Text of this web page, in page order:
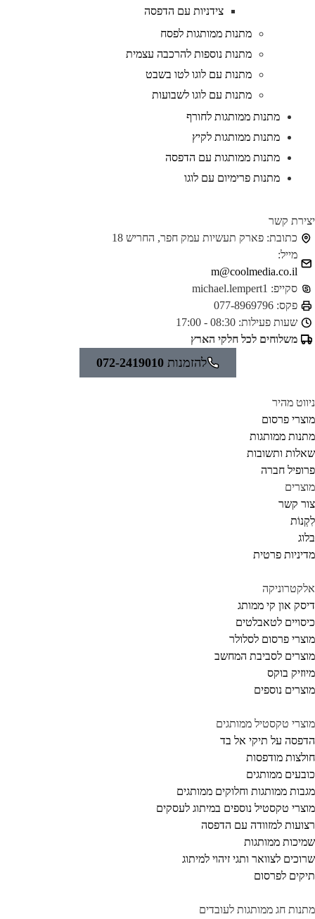
צידניות עם הדפסה
מתנות ממותגות לפסח
מתנות נוספות להרכבה עצמית
מתנות עם לוגו לטו בשבט
מתנות עם לוגו לשבועות
מתנות ממותגות לחורף
מתנות ממותגות לקיץ
מתנות ממותגות עם הדפסה
מתנות פרימיום עם לוגו
קשר
כתובת:פארק תעשיות עמק חפר, החריש 18
מייל:
m@coolmedia.co.il
סקייפ:michael.lempert1
פקס:077-8969796
שעות פעילות:08:30 - 17:00
משלוחים לכל חלקי הארץ
להזמנות072-2419010
מהיר
פרסום
ממותגות
ותשובות
חברה
קשר
פרטית
און קי ממותג
לטאבלטים
פרסום לסלולר
לסביבת המחשב
בוקס
נוספים
טקסטיל ממותגים
על תיקי אל בד
מודפסות
ממותגים
ממותגות וחלוקים ממותגים
טקסטיל נוספים במיתוג לעסקים
למזוודה עם הדפסה
ממותגות
לצוואר ותגי זיהוי למיתוג
לפרסום
חג ממותגות לעובדים